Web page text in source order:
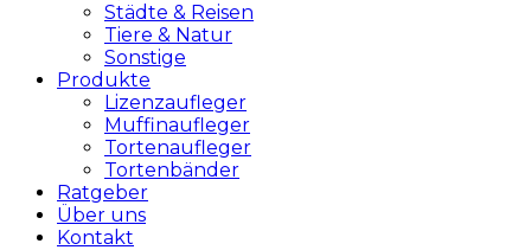
Städte & Reisen
Tiere & Natur
Sonstige
Produkte
Lizenzaufleger
Muffinaufleger
Tortenaufleger
Tortenbänder
Ratgeber
Über uns
Kontakt